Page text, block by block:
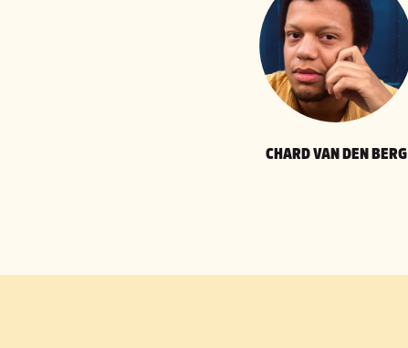
CHARD VAN DEN BERG